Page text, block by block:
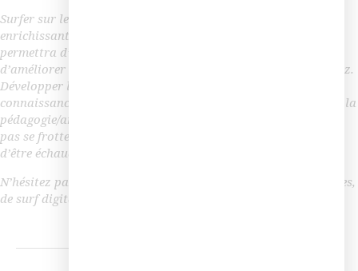
Surfer sur le digital est un expérience grisante et très
enrichissante pour vos pratiques. Surfer sur le digital vous
permettra d’explorer des nouveaux territoires de formation,
d’améliorer les expériences d’apprentissage que vous proposez.
Développer les capacités du surfeur digital : analyse, agilité,
connaissance de l’environnement de la formation digitale, de la
pédagogie/andragogie, réactivité s’apprend à condition de ne
pas se frotter à une trop grosse vague dès le début, au risque
d’être échaudé.
N’hésitez pas à partager vos expériences, bonnes ou mauvaises,
de surf digital !